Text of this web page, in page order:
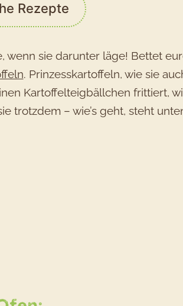
Rezepte
wenn sie darunter läge! Bettet
. Prinzesskartoffeln, wie sie
Kartoffelteigbällchen frittiert,
trotzdem – wie’s geht, steht